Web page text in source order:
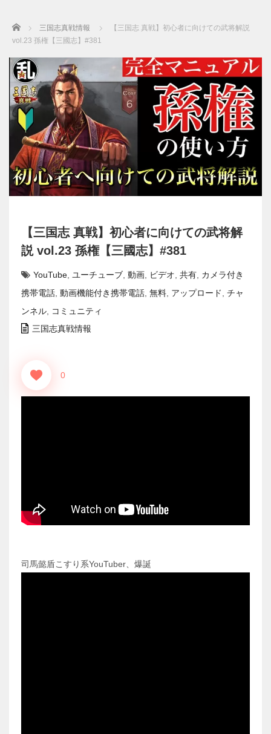
Home 三国志真戦情報
【三国志 真戦】初心者に向けての武将解説
vol.23 孫権【三國志】#381
【三国志 真戦】初心者に向けての武将解
説 vol.23 孫権【三國志】#381
YouTube ユーチューブ 動画 ビデオ 共有 カメラ付き
携帯電話 動画機能付き携帯電話 無料 アップロード
チャ
ンネル
コミュニティ
三国志真戦情報
0
司馬懿盾こすり系YouTuber、爆誕